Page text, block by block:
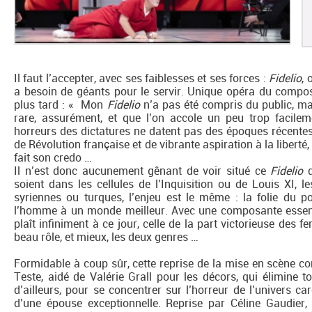
Il faut l’accepter, avec ses faiblesses et ses forces : Fidelio,
a besoin de géants pour le servir. Unique opéra du
plus tard : « Mon Fidelion’a pas été compris du public,
rare, assurément, et que l’on accole un peu trop
horreurs des dictatures ne datent pas des époques
de Révolution française et de vibrante aspiration à la
fait son credo …
Il n’est donc aucunement gênant de voir situé ce Fidelio
soient dans les cellules de l’Inquisition ou de Louis XI,
syriennes ou turques, l’enjeu est le même : la folie du
l’homme à un monde meilleur. Avec une composante
plaît infiniment à ce jour, celle de la part victorieuse des
beau rôle, et mieux, les deux genres …
Formidable à coup sûr, cette reprise de la mise en scène
Teste, aidé de Valérie Grall pour les décors, qui élimine
d’ailleurs, pour se concentrer sur l’horreur de l’univers
d’une épouse exceptionnelle. Reprise par Céline